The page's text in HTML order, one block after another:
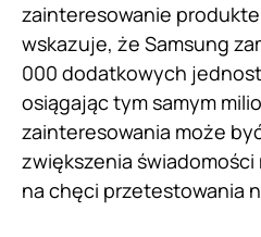
zainteresowanie
wskazuje, że Samsung
000 dodatkowych
osiągając tym samym
zainteresowania może
zwiększenia
na chęci przetestowania